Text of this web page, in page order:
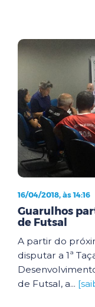
16/04/2018, às 14:16
Guarulhos
de Futsal
A partir do
disputar a 1ª
de Futsal, a...